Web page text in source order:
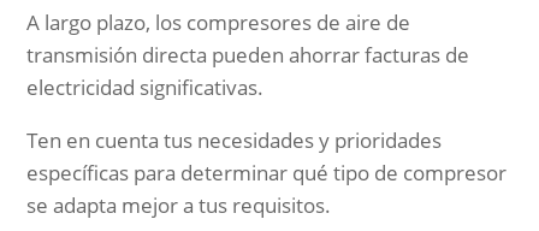
A largo plazo, los compresores de aire de
transmisión directa pueden ahorrar facturas de
electricidad significativas.
Ten en cuenta tus necesidades y prioridades
específicas para determinar qué tipo de compresor
se adapta mejor a tus requisitos.